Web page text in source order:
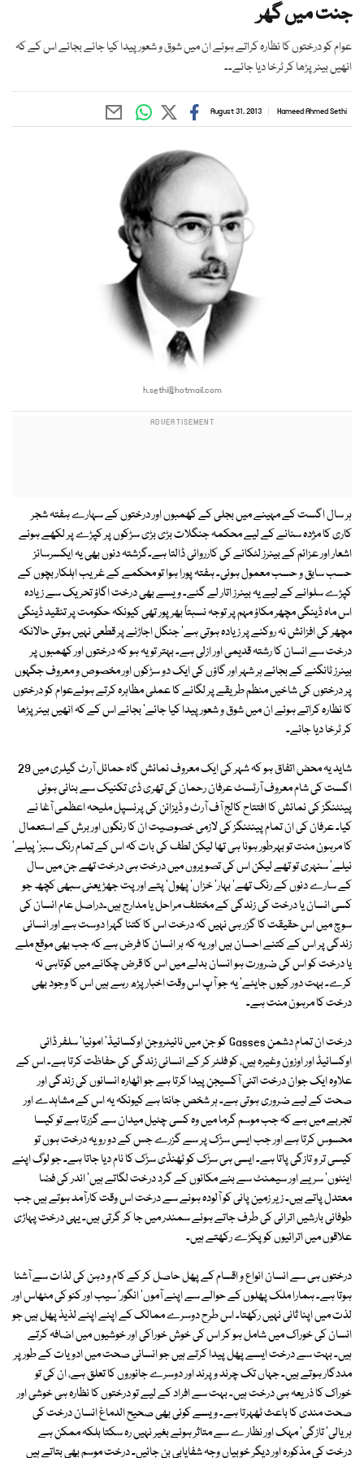
جنت میں گھر
عوام کو درختوں کا نظارہ کراتے ہوئے ان میں شوق و شعور پیدا کیا جائے بجائے اس کے کہ
انھیں بینر پڑھا کر ٹرخا دیا جائے۔۔
Hameed Ahmed Sethi
August 31, 2013
h.sethi@hotmail.com
ہر سال اگست کے مہینے میں بجلی کے کھمبوں اور درختوں کے سہارے ہفتہ شجر
کاری کا مژدہ سنانے کے لیے محکمہ جنگلات بڑی بڑی سڑکوں پر کپڑے پر لکھے ہوئے
اشعار اور عزائم کے بینرز لٹکانے کی کارروائی ڈالتا ہے۔گزشتہ دنوں بھی یہ ایکسرسائز
حسب سابق و حسب معمول ہوئی۔ ہفتہ پورا ہوا تو محکمے کے غریب اہلکار بچوں کے
کپڑے سلوانے کے لیے یہ بینرز اتار لے گئے۔ ویسے بھی درخت اگاؤ تحریک سے زیادہ
اس ماہ ڈینگی مچھر مکاؤ مہم پر توجہ نسبتاً بھرپور تھی کیونکہ حکومت پر تنقید ڈینگی
مچھر کی افزائش نہ روکنے پر زیادہ ہوتی ہے' جنگل اجاڑنے پر قطعی نہیں ہوتی حالانکہ
درخت سے انسان کا رشتہ قدیمی اور ازلی ہے۔ بہتر تو یہ ہو کہ درختوں اور کھمبوں پر
بینرز ٹانگنے کے بجائے ہر شہر اور گاؤں کی ایک دو سڑکوں اور مخصوص و معروف جگہوں
پر درختوں کی شاخیں منظم طریقے پر لگانے کا عملی مظاہرہ کرتے ہوئےعوام کو درختوں
کا نظارہ کراتے ہوئے ان میں شوق و شعور پیدا کیا جائے' بجائے اس کے کہ انھیں بینر پڑھا
کر ٹرخا دیا جائے۔
شاید یہ محض اتفاق ہو کہ شہر کی ایک معروف نمائش گاہ حمائل آرٹ گیلری میں 29
اگست کی شام معروف آرٹسٹ عرفان رحمان کی تھری ڈی تکنیک سے بنائی ہوئی
پینٹنگز کی نمائش کا افتتاح کالج آف آرٹ و ڈیزائن کی پرنسپل ملیحہ اعظمی آغا نے
کیا۔ عرفان کی ان تمام پینٹنگز کی لازمی خصوصیت ان کا رنگوں اور برش کے استعمال
کا مرہون منت تو بہرطور ہونا ہی تھا لیکن لطف کی بات کہ اس کے تمام رنگ سبز' پیلے'
نیلے' سنہری تو تھے لیکن اس کی تصویروں میں درخت ہی درخت تھے جن میں سال
کے سارے دنوں کے رنگ تھے' بہار' خزاں' پھول' پتے اور پت جھڑ یعنی سبھی کچھ جو
کسی انسان یا درخت کی زندگی کے مختلف مراحل یا مدارج ہیں۔دراصل عام انسان کی
سوچ میں اس حقیقت کا گزر ہی نہیں کہ درخت اس کا کتنا گہرا دوست ہے اور انسانی
زندگی پر اس کے کتنے احسان ہیں اور یہ کہ ہر انسان کا فرض ہے کہ جب بھی موقع ملے
یا درخت کو اس کی ضرورت ہو انسان بدلے میں اس کا قرض چکانے میں کوتاہی نہ
کرے۔ بہت دور کیوں جایئے' یہ جو آپ اس وقت اخبار پڑھ رہے ہیں اس کا وجود بھی
درخت کا مرہون منت ہے۔
درخت ان تمام دشمن Gasses کو جن میں نائیٹروجن اوکسائیڈ' امونیا' سلفر ڈائی
اوکسائیڈ اور اوزون وغیرہ ہیں، کو فلٹر کر کے انسانی زندگی کی حفاظت کرتا ہے۔ اس کے
علاوہ ایک جوان درخت اتنی آکسیجن پیدا کرتا ہے جو اٹھارہ انسانوں کی زندگی اور
صحت کے لیے ضروری ہوتی ہے۔ ہر شخص جانتا ہے کیونکہ یہ اس کے مشاہدے اور
تجربے میں ہے کہ جب موسم گرما میں وہ کسی چٹیل میدان سے گزرتا ہے تو کیسا
محسوس کرتا ہے اور جب ایسی سڑک پر سے گزرے جس کے دو رویہ درخت ہوں تو
کیسی تر و تازگی پاتا ہے۔ ایسی ہی سڑک کو ٹھنڈی سڑک کا نام دیا جاتا ہے۔ جو لوگ اپنے
اینٹوں' سریے اور سیمنٹ سے بنے مکانوں کے گرد درخت لگاتے ہیں' اندر کی فضا
معتدل پاتے ہیں۔ زیر زمین پانی کو آلودہ ہونے سے درخت اس وقت کارآمد ہوتے ہیں جب
طوفانی بارشیں اترائی کی طرف جاتے ہوئے سمندر میں جا کر گرتی ہیں۔ یہی درخت پہاڑی
علاقوں میں اترائیوں کو پکڑے رکھتے ہیں۔
درختوں ہی سے انسان انواع و اقسام کے پھل حاصل کر کے کام و دہن کی لذات سے آشنا
ہوتا ہے۔ ہمارا ملک پھلوں کے حوالے سے اپنے آموں' انگور' سیب اور کنو کی مٹھاس اور
لذت میں اپنا ثانی نہیں رکھتا۔ اس طرح دوسرے ممالک کے اپنے اپنے لذیذ پھل ہیں جو
انسان کی خوراک میں شامل ہو کر اس کی خوش خوراکی اور خوشیوں میں اضافہ کرتے
ہیں۔ بہت سے درخت ایسے پھل پیدا کرتے ہیں جو انسانی صحت میں ادویات کے طور پر
مددگار ہوتے ہیں۔ جہاں تک چرند و پرند اور دوسرے جانوروں کا تعلق ہے، ان کی تو
خوراک کا ذریعہ ہی درخت ہیں۔ بہت سے افراد کے لیے تو درختوں کا نظارہ ہی خوشی اور
صحت مندی کا باعث ٹھہرتا ہے۔ ویسے کوئی بھی صحیح الدماغ انسان درخت کی
ہریالی' تازگی' مہک اور نظار ے سے متاثر ہوئے بغیر نہیں رہ سکتا بلکہ ممکن ہے
درخت کی مذکورہ اور دیگر خوبیاں وجہ شفایابی بن جائیں۔ درخت موسم بھی بتاتے ہیں